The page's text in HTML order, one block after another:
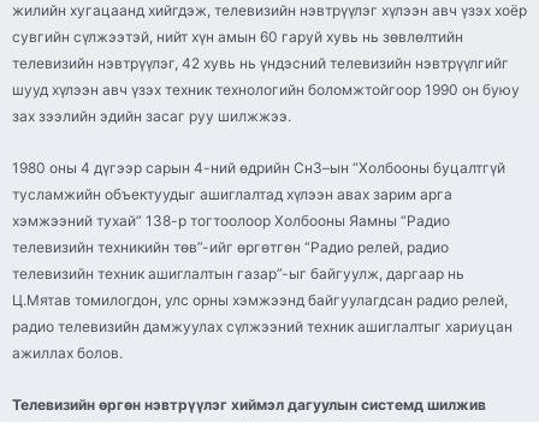
жилийн хугацаанд хийгдэж, телевизийн нэвтрүүлэг хүлээн авч үзэх хоёр
сувгийн сүлжээтэй, нийт хүн амын 60 гаруй хувь нь зөвлөлтийн
телевизийн нэвтрүүлэг, 42 хувь нь үндэсний телевизийн нэвтрүүлгийг
шууд хүлээн авч үзэх техник технологийн боломжтойгоор 1990 он буюу
зах зээлийн эдийн засаг руу шилжжээ.
1980 оны 4 дүгээр сарын 4-ний өдрийн СнЗ–ын “Холбооны буцалтгүй
тусламжийн объектуудыг ашиглалтад хүлээн авах зарим арга
хэмжээний тухай” 138-р тогтоолоор Холбооны Яамны “Радио
телевизийн техникийн төв”-ийг өргөтгөн “Радио релей, радио
телевизийн техник ашиглалтын газар”-ыг байгуулж, даргаар нь
Ц.Мятав томилогдон, улс орны хэмжээнд байгуулагдсан радио релей,
радио телевизийн дамжуулах сүлжээний техник ашиглалтыг хариуцан
ажиллах болов.
Телевизийн өргөн нэвтрүүлэг хиймэл дагуулын системд шилжив